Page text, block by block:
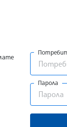
Парола